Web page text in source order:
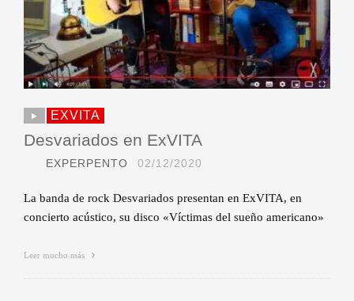
EXVITA
Desvariados en ExVITA
EXPERPENTO 02/12/2020
La banda de rock Desvariados presentan en ExVITA, en
concierto acústico, su disco «Víctimas del sueño americano»
Leer mucho más